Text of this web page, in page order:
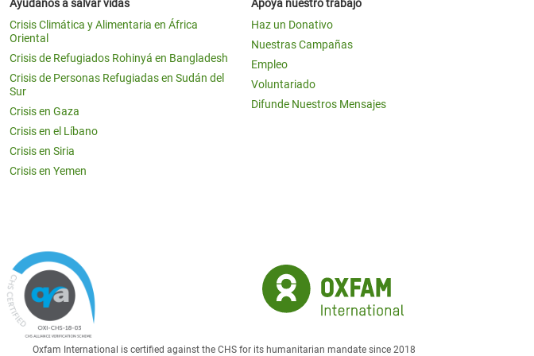
Ayúdanos a salvar vidas
Crisis Climática y Alimentaria en África
Oriental
Crisis de Refugiados Rohinyá en Bangladesh
Crisis de Personas Refugiadas en Sudán del
Sur
Crisis en Gaza
Crisis en el Líbano
Crisis en Siria
Crisis en Yemen
Apoya nuestro trabajo
Haz un Donativo
Nuestras Campañas
Empleo
Voluntariado
Difunde Nuestros Mensajes
Oxfam International is certified against the CHS for its humanitarian mandate since 2018